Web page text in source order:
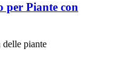
per Piante con
delle piante